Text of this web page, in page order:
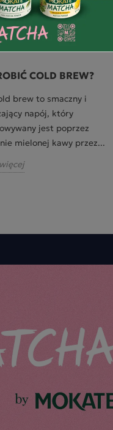
POSTY
COLD BREW?
brew to smaczny i
napój, który
jest poprzez
mielonej kawy przez...